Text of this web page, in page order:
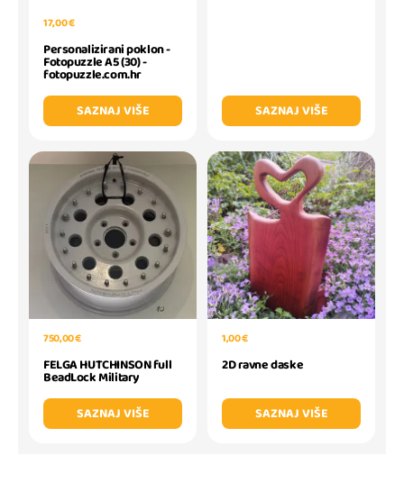
17,00 €
Personalizirani poklon -
Fotopuzzle A5 (30) -
fotopuzzle.com.hr
SAZNAJ VIŠE
SAZNAJ VIŠE
750,00 €
FELGA HUTCHINSON full
BeadLock Military
SAZNAJ VIŠE
1,00 €
2D ravne daske
SAZNAJ VIŠE